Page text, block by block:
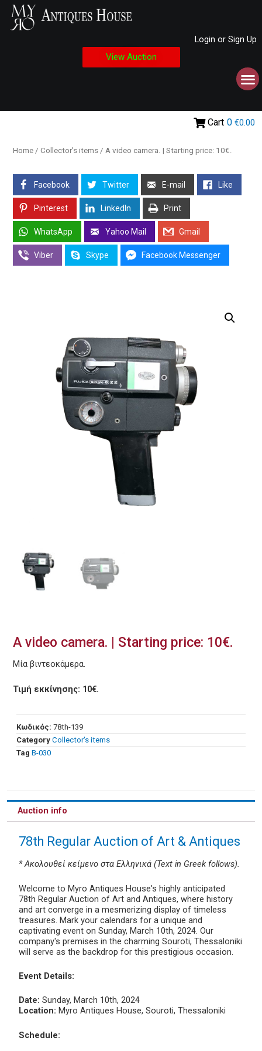
Login or Sign Up
View Auction
Cart 0 €0.00
Home / Collector's items / A video camera. | Starting price: 10€.
Facebook Twitter E-mail Like
Pinterest LinkedIn Print
WhatsApp Yahoo Mail Gmail
Viber Skype Facebook Messenger
A video camera. | Starting price: 10€.
Μία βιντεοκάμερα.
Τιμή εκκίνησης: 10€.
Κωδικός: 78th-139
Category Collector's items
Tag Β-030
Auction info
78th Regular Auction of Art & Antiques
* Ακολουθεί κείμενο στα Ελληνικά (Text in Greek follows).
Welcome to Myro Antiques House's highly anticipated
78th Regular Auction of Art and Antiques, where history
and art converge in a mesmerizing display of timeless
treasures. Mark your calendars for a unique and
captivating event on Sunday, March 10th, 2024. Our
company's premises in the charming Souroti, Thessaloniki
will serve as the backdrop for this prestigious occasion.
Event Details:
Date: Sunday, March 10th, 2024
Location: Myro Antiques House, Souroti, Thessaloniki
Schedule: